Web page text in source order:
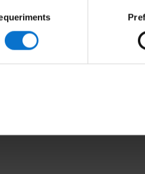
Máster en Historia
Mundo Actual
8 April, 2022